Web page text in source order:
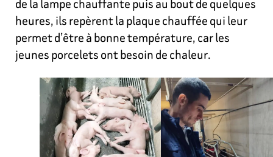
heures, ils repèrent la plaque chauffée qui leur
permet d’être à bonne température, car les
jeunes porcelets ont besoin de chaleur.